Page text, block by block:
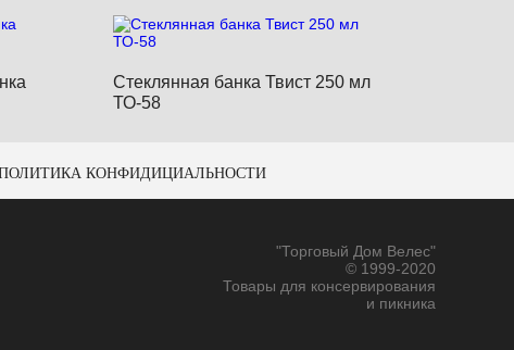
Стеклянная банка Твист 250 мл
ТО-58
КОНФИДИЦИАЛЬНОСТИ
"Торговый Дом Велес"
© 1999-2020
Товары для консервирования
и пикника